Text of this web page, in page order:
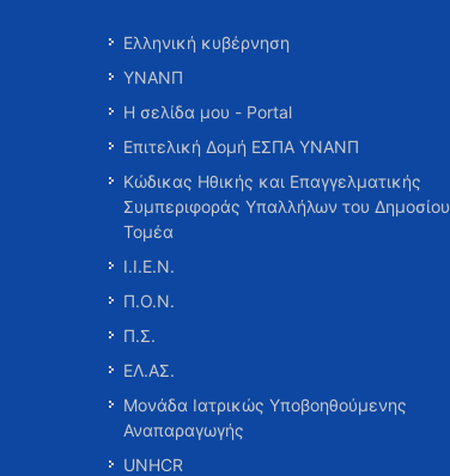
Ελληνική κυβέρνηση
ΥΝΑΝΠ
Η σελίδα μου - Portal
Επιτελική Δομή ΕΣΠΑ ΥΝΑΝΠ
Κώδικας Ηθικής και Επαγγελματικής
Συμπεριφοράς Υπαλλήλων του Δημοσίου
Τομέα
Ι.Ι.Ε.Ν.
Π.Ο.Ν.
Π.Σ.
ΕΛ.ΑΣ.
Μονάδα Ιατρικώς Υποβοηθούμενης
Αναπαραγωγής
UNHCR